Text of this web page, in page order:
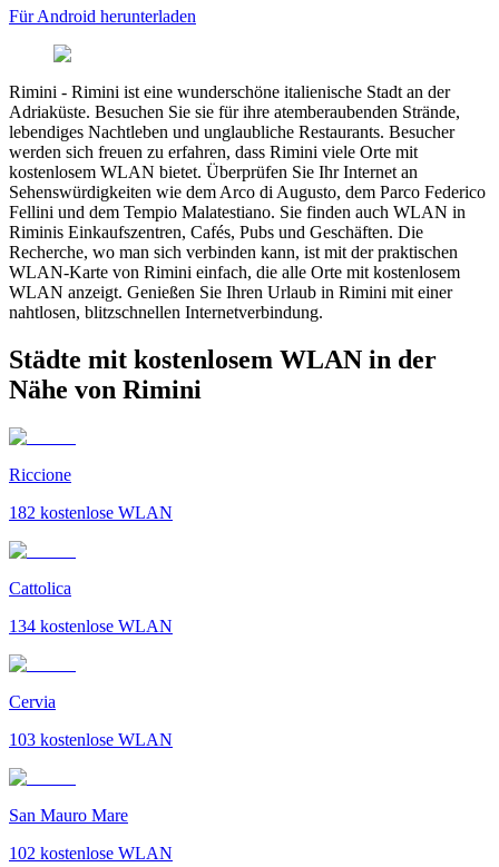
Für Android herunterladen
Rimini - Rimini ist eine wunderschöne italienische Stadt an der
Adriaküste. Besuchen Sie sie für ihre atemberaubenden Strände,
lebendiges Nachtleben und unglaubliche Restaurants. Besucher
werden sich freuen zu erfahren, dass Rimini viele Orte mit
kostenlosem WLAN bietet. Überprüfen Sie Ihr Internet an
Sehenswürdigkeiten wie dem Arco di Augusto, dem Parco Federico
Fellini und dem Tempio Malatestiano. Sie finden auch WLAN in
Riminis Einkaufszentren, Cafés, Pubs und Geschäften. Die
Recherche, wo man sich verbinden kann, ist mit der praktischen
WLAN-Karte von Rimini einfach, die alle Orte mit kostenlosem
WLAN anzeigt. Genießen Sie Ihren Urlaub in Rimini mit einer
nahtlosen, blitzschnellen Internetverbindung.
Städte mit kostenlosem WLAN in der
Nähe von Rimini
Riccione
182 kostenlose WLAN
Cattolica
134 kostenlose WLAN
Cervia
103 kostenlose WLAN
San Mauro Mare
102 kostenlose WLAN